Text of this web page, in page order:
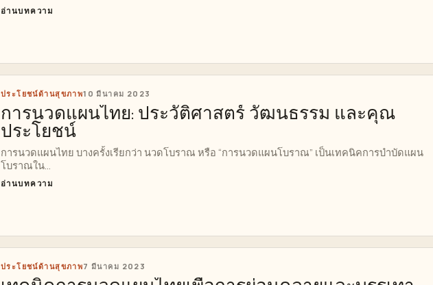
อ่านบทความ
ประโยชน์ด้านสุขภาพ10 มีนาคม 2023
การนวดแผนไทย: ประวัติศาสตร์ วัฒนธรรม และคุณ
ประโยชน์
การนวดแผนไทย บางครั้งเรียกว่า นวดโบราณ หรือ “การนวดแผนโบราณ” เป็นเทคนิคการบำบัดแผน
โบราณใน...
อ่านบทความ
ประโยชน์ด้านสุขภาพ7 มีนาคม 2023